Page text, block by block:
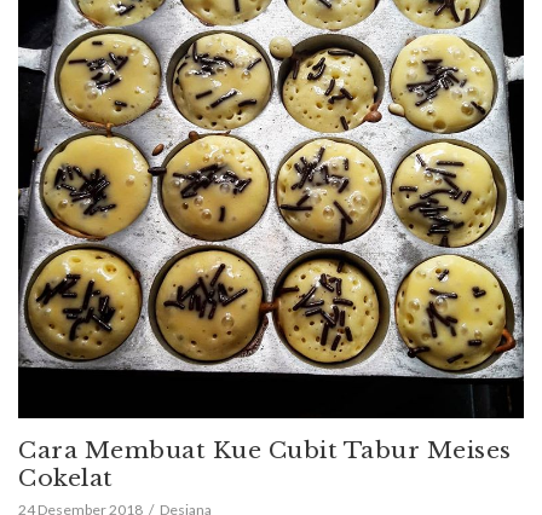
Cara Membuat Kue Cubit Tabur Meises
Cokelat
24 Desember 2018 Desiana